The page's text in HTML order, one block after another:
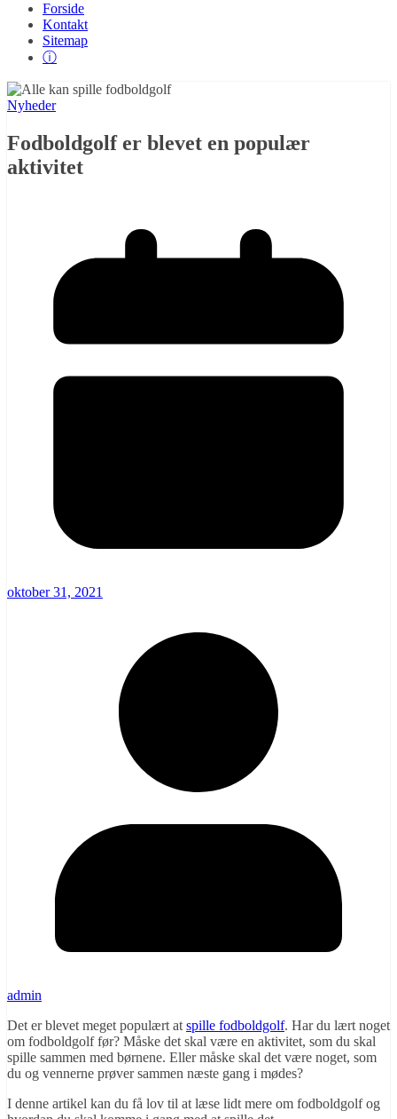
Forside
Kontakt
Sitemap
ⓘ
Nyheder
Fodboldgolf er blevet en populær
aktivitet
oktober 31, 2021
admin
Det er blevet meget populært at spille fodboldgolf. Har du lært noget
om fodboldgolf før? Måske det skal være en aktivitet, som du skal
spille sammen med børnene. Eller måske skal det være noget, som
du og vennerne prøver sammen næste gang i mødes?
I denne artikel kan du få lov til at læse lidt mere om fodboldgolf og